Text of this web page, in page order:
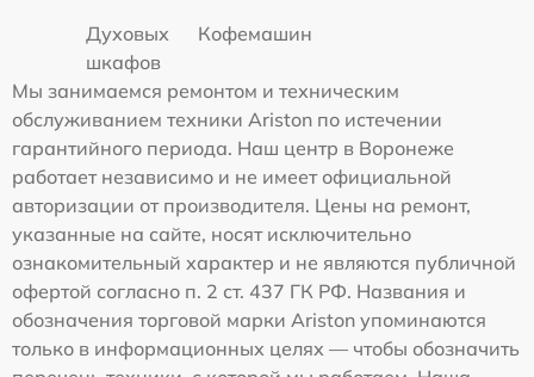
Духовых
шкафов
Кофемашин
Мы занимаемся ремонтом и техническим
обслуживанием техники Ariston по истечении
гарантийного периода. Наш центр в Воронеже
работает независимо и не имеет официальной
авторизации от производителя. Цены на ремонт,
указанные на сайте, носят исключительно
ознакомительный характер и не являются публичной
офертой согласно п. 2 ст. 437 ГК РФ. Названия и
обозначения торговой марки Ariston упоминаются
только в информационных целях — чтобы обозначить